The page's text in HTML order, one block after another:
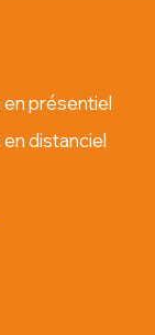
présentiel
distanciel